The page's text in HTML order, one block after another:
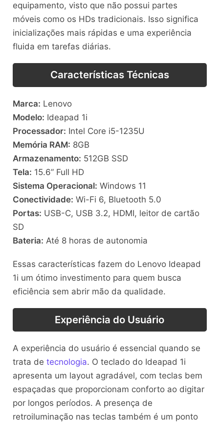
equipamento, visto que não possui partes
móveis como os HDs tradicionais. Isso significa
inicializações mais rápidas e uma experiência
fluida em tarefas diárias.
Características Técnicas
Marca: Lenovo
Modelo: Ideapad 1i
Processador: Intel Core i5-1235U
Memória RAM: 8GB
Armazenamento: 512GB SSD
Tela: 15.6” Full HD
Sistema Operacional: Windows 11
Conectividade: Wi-Fi 6, Bluetooth 5.0
Portas: USB-C, USB 3.2, HDMI, leitor de cartão
SD
Bateria: Até 8 horas de autonomia
Essas características fazem do Lenovo Ideapad
1i um ótimo investimento para quem busca
eficiência sem abrir mão da qualidade.
Experiência do Usuário
A experiência do usuário é essencial quando se
trata de tecnologia. O teclado do Ideapad 1i
apresenta um layout agradável, com teclas bem
espaçadas que proporcionam conforto ao digitar
por longos períodos. A presença de
retroiluminação nas teclas também é um ponto